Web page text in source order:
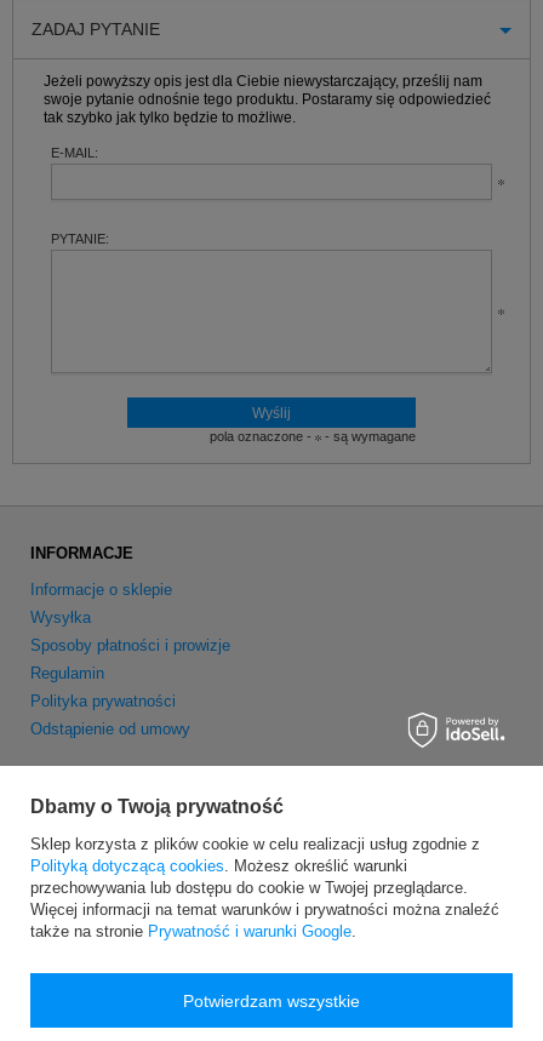
ZADAJ PYTANIE
Jeżeli powyższy opis jest dla Ciebie niewystarczający, prześlij nam
swoje pytanie odnośnie tego produktu. Postaramy się odpowiedzieć
tak szybko jak tylko będzie to możliwe.
E-MAIL:
PYTANIE:
pola oznaczone - - są wymagane
INFORMACJE
Informacje o sklepie
Wysyłka
Sposoby płatności i prowizje
Regulamin
Polityka prywatności
Odstąpienie od umowy
Zarejestruj się
Moje zamówienia
Koszyk
Obserwowane
Newsletter
Dbamy o Twoją prywatność
Sklep korzysta z plików cookie w celu realizacji usług zgodnie z
Polityką dotyczącą cookies. Możesz określić warunki
przechowywania lub dostępu do cookie w Twojej przeglądarce.
Więcej informacji na temat warunków i prywatności można znaleźć
także na stronie Prywatność i warunki Google.
Potwierdzam wszystkie